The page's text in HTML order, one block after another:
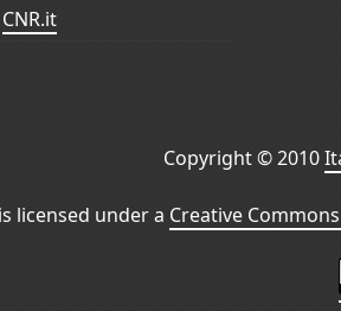
CNR.it
Copyright © 2010
licensed under a Creative